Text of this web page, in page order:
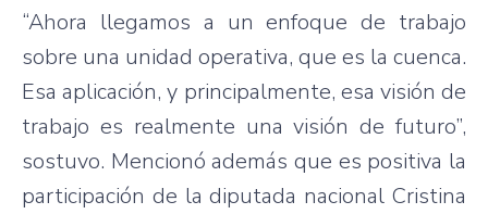
“Ahora llegamos a un enfoque de trabajo
sobre una unidad operativa, que es la cuenca.
Esa aplicación, y principalmente, esa visión de
trabajo es realmente una visión de futuro”,
sostuvo. Mencionó además que es positiva la
participación de la diputada nacional Cristina